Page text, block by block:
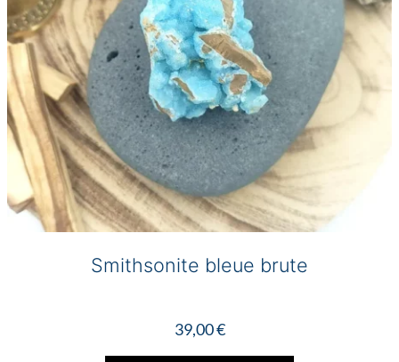
Smithsonite bleue brute
39,00€
Ce